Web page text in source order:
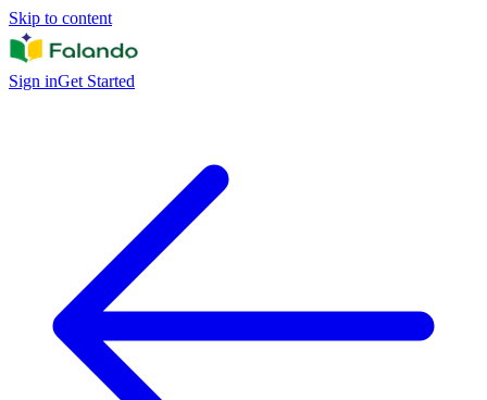
Skip to content
Sign inGet Started